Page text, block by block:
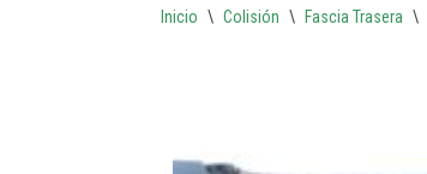
Inicio \ Colisión \ Fascia Trasera \